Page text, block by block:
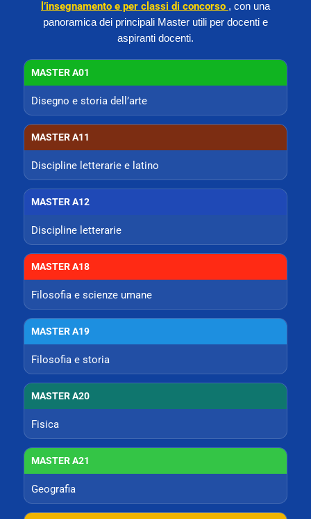
l’insegnamento e per classi di concorso , con una
panoramica dei principali Master utili per docenti e
aspiranti docenti.
MASTER A01
Disegno e storia dell’arte
MASTER A11
Discipline letterarie e latino
MASTER A12
Discipline letterarie
MASTER A18
Filosofia e scienze umane
MASTER A19
Filosofia e storia
MASTER A20
Fisica
MASTER A21
Geografia